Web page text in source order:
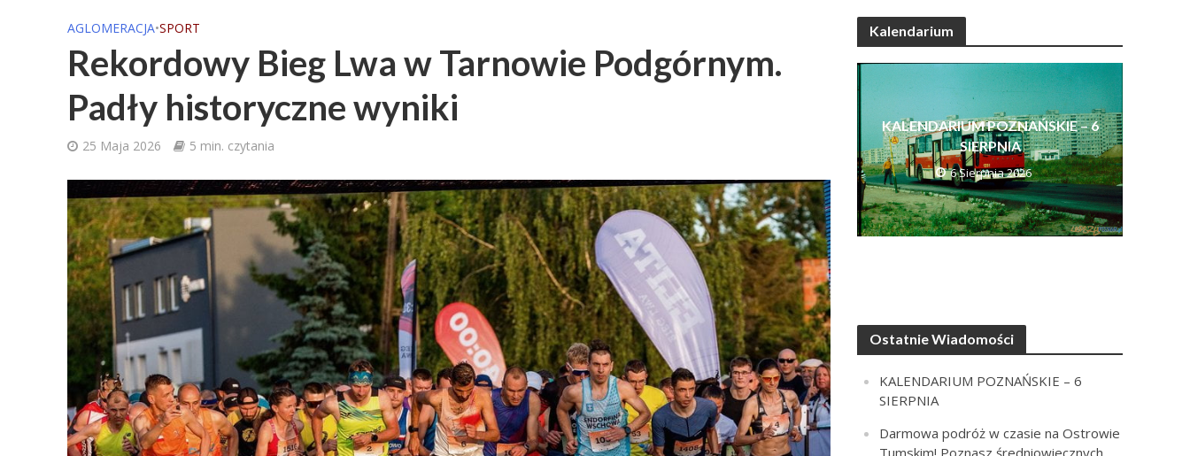
AGLOMERACJA•SPORT
Rekordowy Bieg Lwa w Tarnowie Podgórnym.
Padły historyczne wyniki
25 Maja 2026 5 min. czytania
Kalendarium
KALENDARIUM POZNAŃSKIE – 6
SIERPNIA
6 Sierpnia 2026
Ostatnie Wiadomości
KALENDARIUM POZNAŃSKIE – 6
SIERPNIA
Darmowa podróż w czasie na Ostrowie